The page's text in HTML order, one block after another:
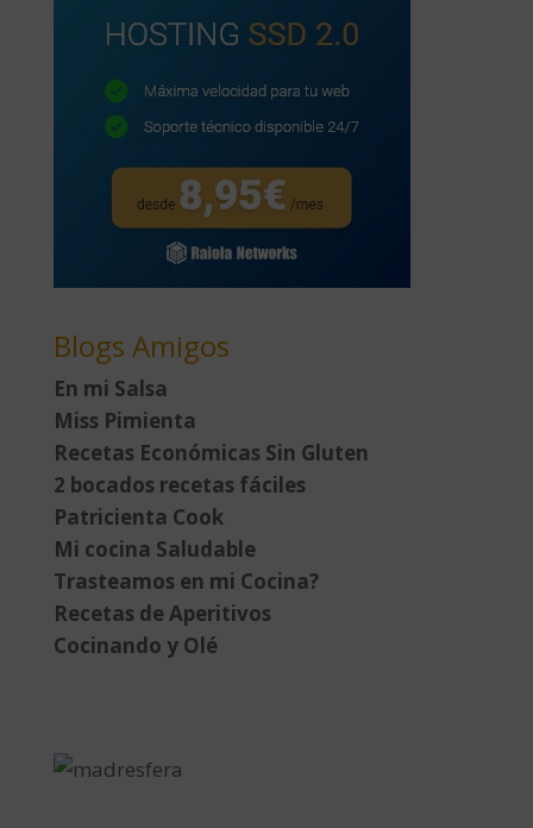
Blogs Amigos
En mi Salsa
Miss Pimienta
Recetas Económicas Sin Gluten
2 bocados recetas fáciles
Patricienta Cook
Mi cocina Saludable
Trasteamos en mi Cocina?
Recetas de Aperitivos
Cocinando y Olé